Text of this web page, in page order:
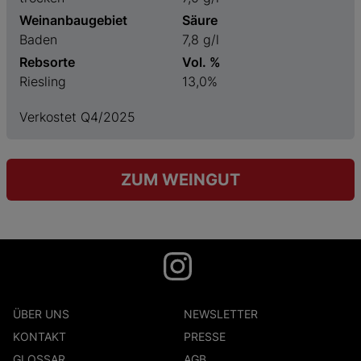
Weinanbaugebiet
Baden
Säure
7,8 g/l
Rebsorte
Riesling
Vol. %
13,0%
Verkostet Q4/2025
ZUM WEINGUT
ÜBER UNS
NEWSLETTER
KONTAKT
PRESSE